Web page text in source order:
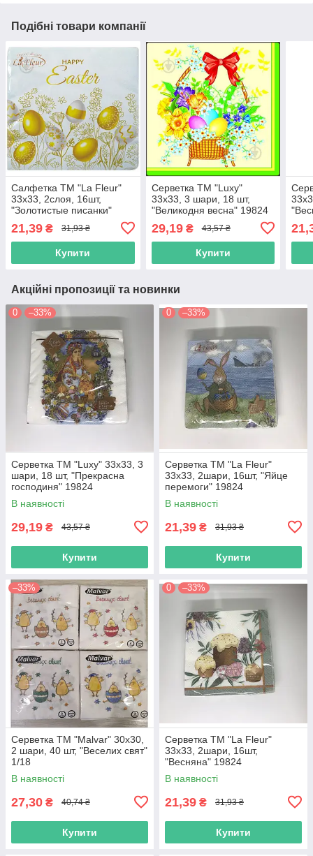
Подібні товари компанії
Салфетка ТМ "La Fleur"
33х33, 2слоя, 16шт,
"Золотистые писанки"
21,39 ₴ 31,93 ₴
Купити
Серветка ТМ "Luxy"
33х33, 3 шари, 18 шт,
"Великодня весна" 19824
29,19₴ 43,57 ₴
Купити
Акційні пропозиції та новинки
0 –33%
Серветка ТМ "Luxy" 33х33, 3
шари, 18 шт, "Прекрасна
господиня" 19824
В наявності
29,19 ₴ 43,57 ₴
Купити
0 –33%
Серветка ТМ "La Fleur"
33х33, 2шари, 16шт, "Яйце
перемоги" 19824
В наявності
21,39 ₴ 31,93 ₴
Купити
–33%
Серветка ТМ "Malvar" 30х30,
2 шари, 40 шт, "Веселих свят"
1/18
В наявності
27,30 ₴ 40,74 ₴
Купити
0 –33%
Серветка ТМ "La Fleur"
33х33, 2шари, 16шт,
"Весняна" 19824
В наявності
21,39 ₴ 31,93 ₴
Купити